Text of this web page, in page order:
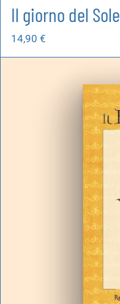
Il giorno del Sole
14,90 €